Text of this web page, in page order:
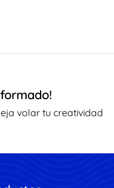
volar tu creatividad